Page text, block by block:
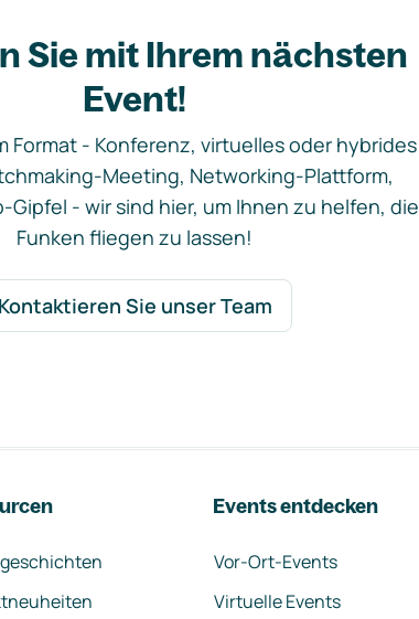
Sie mit Ihrem nächsten
Event!
Format - Konferenz, virtuelles oder hybrides
Meeting, Networking-Plattform,
- wir sind hier, um Ihnen zu helfen, die
Funken fliegen zu lassen!
Kontaktieren Sie unser Team
Events entdecken
Vor-Ort-Events
Virtuelle Events